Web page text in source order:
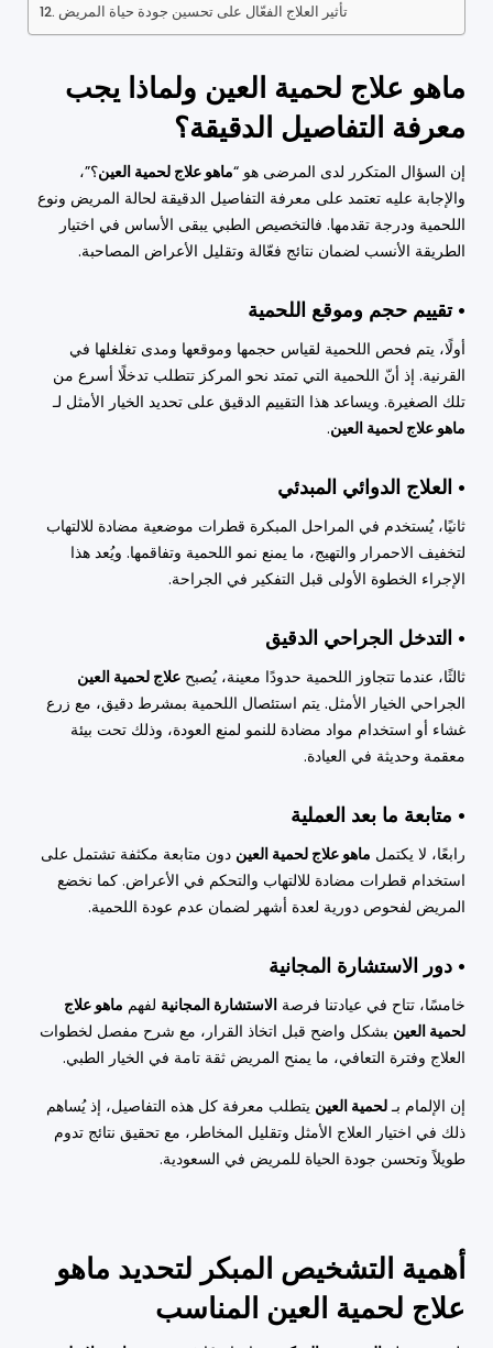
تأثير العلاج الفعّال على تحسين جودة حياة المريض
ماهو علاج لحمية العين ولماذا يجب
معرفة التفاصيل الدقيقة؟
إن السؤال المتكرر لدى المرضى هو “ماهو علاج لحمية العين؟”،
والإجابة عليه تعتمد على معرفة التفاصيل الدقيقة لحالة المريض ونوع
اللحمية ودرجة تقدمها. فالتخصيص الطبي يبقى الأساس في اختيار
الطريقة الأنسب لضمان نتائج فعّالة وتقليل الأعراض المصاحبة.
• تقييم حجم وموقع اللحمية
أولًا، يتم فحص اللحمية لقياس حجمها وموقعها ومدى تغلغلها في
القرنية. إذ أنّ اللحمية التي تمتد نحو المركز تتطلب تدخلًا أسرع من
تلك الصغيرة. ويساعد هذا التقييم الدقيق على تحديد الخيار الأمثل لـ
ماهو علاج لحمية العين.
• العلاج الدوائي المبدئي
ثانيًا، يُستخدم في المراحل المبكرة قطرات موضعية مضادة للالتهاب
لتخفيف الاحمرار والتهيج، ما يمنع نمو اللحمية وتفاقمها. ويُعد هذا
الإجراء الخطوة الأولى قبل التفكير في الجراحة.
• التدخل الجراحي الدقيق
ثالثًا، عندما تتجاوز اللحمية حدودًا معينة، يُصبح علاج لحمية العين
الجراحي الخيار الأمثل. يتم استئصال اللحمية بمشرط دقيق، مع زرع
غشاء أو استخدام مواد مضادة للنمو لمنع العودة، وذلك تحت بيئة
معقمة وحديثة في العيادة.
• متابعة ما بعد العملية
رابعًا، لا يكتمل ماهو علاج لحمية العين دون متابعة مكثفة تشتمل على
استخدام قطرات مضادة للالتهاب والتحكم في الأعراض. كما نخضع
المريض لفحوص دورية لعدة أشهر لضمان عدم عودة اللحمية.
• دور الاستشارة المجانية
خامسًا، تتاح في عيادتنا فرصة الاستشارة المجانية لفهم ماهو علاج
لحمية العين بشكل واضح قبل اتخاذ القرار، مع شرح مفصل لخطوات
العلاج وفترة التعافي، ما يمنح المريض ثقة تامة في الخيار الطبي.
إن الإلمام بـلحمية العين يتطلب معرفة كل هذه التفاصيل، إذ يُساهم
ذلك في اختيار العلاج الأمثل وتقليل المخاطر، مع تحقيق نتائج تدوم
طويلاً وتحسن جودة الحياة للمريض في السعودية.
أهمية التشخيص المبكر لتحديد ماهو
علاج لحمية العين المناسب